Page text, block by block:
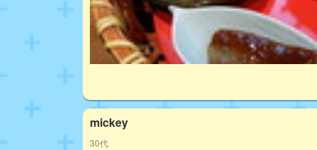
mickey
30代